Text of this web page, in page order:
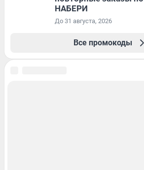
НАБЕРИ
До 31 августа, 2026
Все промокоды